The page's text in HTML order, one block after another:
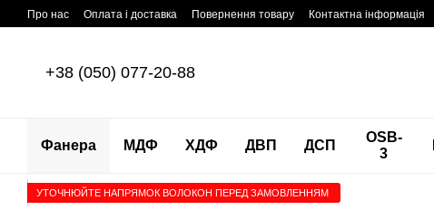
Перейти до основного контенту
Про нас Оплата і доставка Повернення товару Контактна інформація
+38 (050) 077-20-88
Фанера МДФ ХДФ ДВП ДСП
OSB-
3
УТОЧНЮЙТЕ НАПРЯМОК ВОЛОКОН ПЕРЕД ЗАМОВЛЕННЯМ